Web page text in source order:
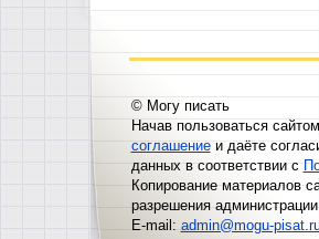
© Могу писать
Начав пользоваться
соглашениеи даёте
данных в соответствии с
Копирование материалов
разрешения
E-mail:admin@mogu-